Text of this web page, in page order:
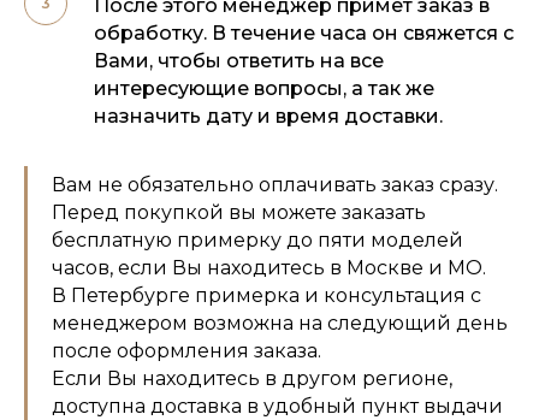
После этого менеджер примет заказ в
обработку. В течение часа он свяжется с
Вами, чтобы ответить на все
интересующие вопросы, а так же
назначить дату и время доставки.
Вам не обязательно оплачивать заказ сразу.
Перед покупкой вы можете заказать
бесплатную примерку до пяти моделей
часов, если Вы находитесь в Москве и МО.
В Петербурге примерка и консультация с
менеджером возможна на следующий день
после оформления заказа.
Если Вы находитесь в другом регионе,
доступна доставка в удобный пункт выдачи